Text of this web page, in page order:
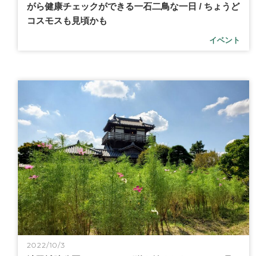
がら健康チェックができる一石二鳥な一日 / ちょうど
コスモスも見頃かも
イベント
2022/10/3